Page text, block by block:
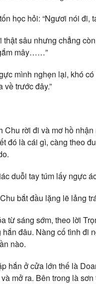
học hỏi: “Ngươi nói đi,
sâu nhưng chẳng
mây……”
mình nghẹn lại, khó
về trước đây.”
Chu rời đi và mơ hồ
đó là cái gì, càng theo
duỗi tay túm lấy ngực
bắt đầu lặng lẽ lảng
từ sáng sớm, theo lời
đâu. Nàng cố tình đi
nào.
hắn ở cửa lớn thế là
mở ra. Bên trong là